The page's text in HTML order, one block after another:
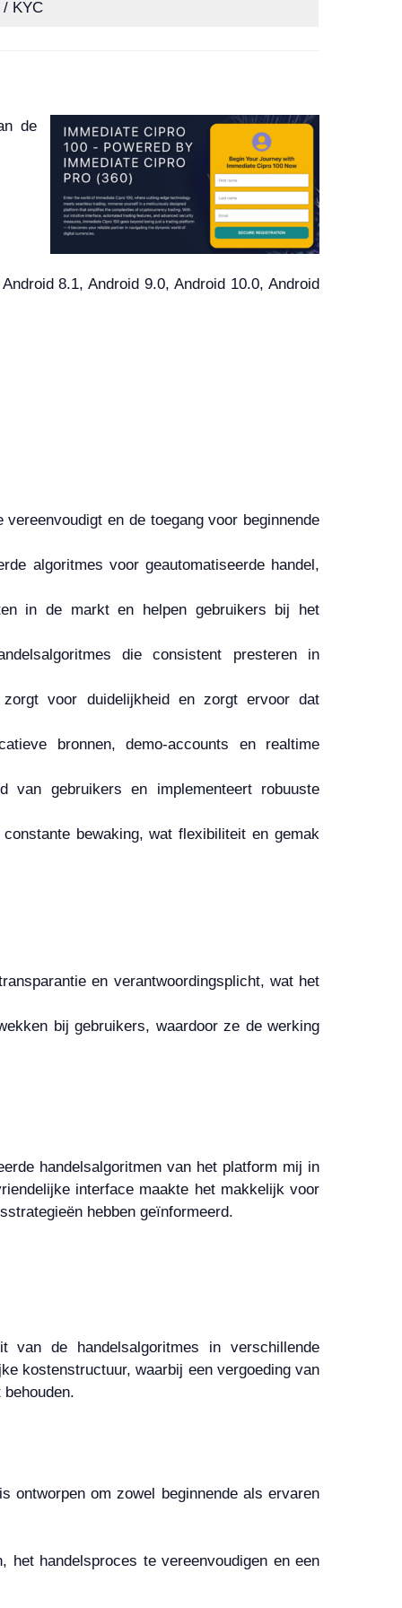
KYC
de
8.1, Android 9.0, Android 10.0, Android
en de toegang voor beginnende
algoritmes voor geautomatiseerde handel,
in de markt en helpen gebruikers bij het
die consistent presteren in
voor duidelijkheid en zorgt ervoor dat
bronnen, demo-accounts en realtime
van gebruikers en implementeert robuuste
bewaking, wat flexibiliteit en gemak
en verantwoordingsplicht, wat het
bij gebruikers, waardoor ze de werking
handelsalgoritmen van het platform mij in
interface maakte het makkelijk voor
hebben geïnformeerd.
van de handelsalgoritmes in verschillende
kostenstructuur, waarbij een vergoeding van
ontworpen om zowel beginnende als ervaren
het handelsproces te vereenvoudigen en een